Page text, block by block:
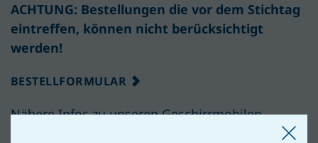
ACHTUNG: Bestellungen die vor dem Stichtag
eintreffen, können nicht berücksichtigt
werden!
BESTELLFORMULAR
Nähere Infos zu unseren Geschirrmobilen,
Spülern, Mehrweggeschirr und -bechern hier auf